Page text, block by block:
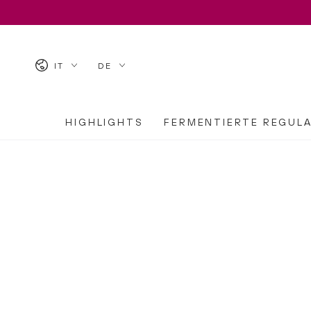
Land/Region
IT DE
HIGHLIGHTS FERMENTIERTE